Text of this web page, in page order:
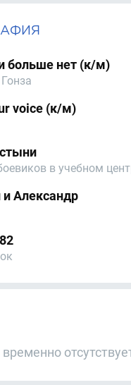
больше нет (к/м)
voice (к/м)
в учебном
и Александр